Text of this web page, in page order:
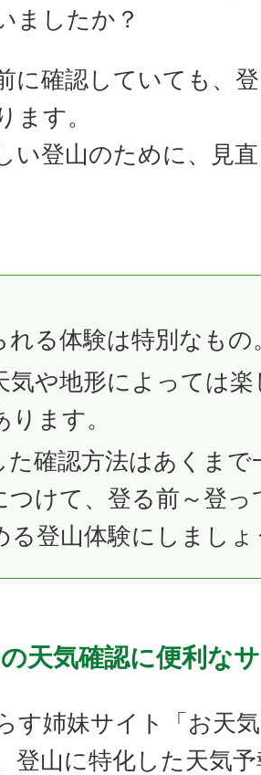
ましたか？
に確認していても、
ます。
い登山のために、見
れる体験は特別なもの
気や地形によっては
ります。
た確認方法はあくま
つけて、登る前～登
る登山体験にしましょ
天気確認に便利な
す姉妹サイト「お天
登山に特化した天気